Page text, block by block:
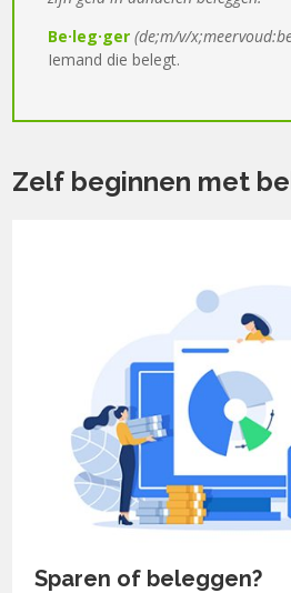
Be·leg·ger (de;m/v/x;meervoud:
Iemand diebelegt.
Zelf beginnen met
Sparen of beleggen?